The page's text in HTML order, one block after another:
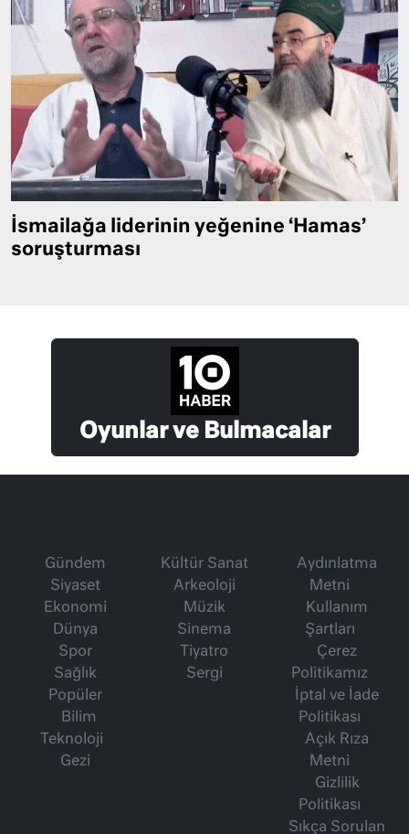
İsmailağa liderinin yeğenine ‘Hamas’
soruşturması
Oyunlar ve Bulmacalar
Gündem
Siyaset
Ekonomi
Dünya
Spor
Sağlık
Popüler
Bilim
Teknoloji
Gezi
Kültür Sanat
Arkeoloji
Müzik
Sinema
Tiyatro
Sergi
Aydınlatma
Metni
Kullanım
Şartları
Çerez
Politikamız
İptal ve İade
Politikası
Açık Rıza
Metni
Gizlilik
Politikası
Sıkça Sorulan